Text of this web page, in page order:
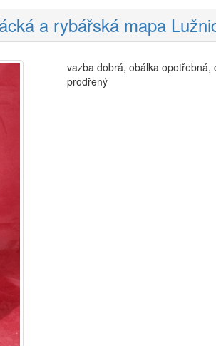
a rybářská mapa
vazba dobrá, obálka
prodřený